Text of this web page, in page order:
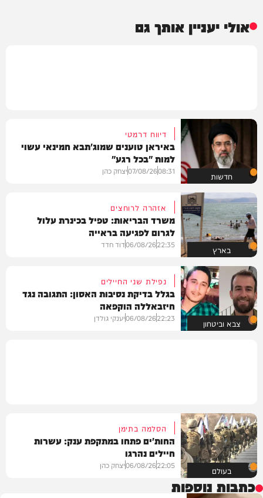
אולי יעניין אותך גם
חדשות
דיווח דרמטי
באיראן טוענים שמוג'תבא חמינאי עשוי
למות "בכל רגע"
08:31
07/08/26יצחק כהן
בארץ
אזהרה לרוחצים
משרד הבריאות: טפיל בכינרת עלול
לגרום לפגיעה בראייה
22:35
06/08/26דוד חדד
צבא וביטחון
נפילת שני החיילים
בגלל בדיקת נסיבות האסון: התגובה נגד
חיזבאללה הוקפאה
22:23
06/08/26יענקי גולדן
בעולם
הסלמה בתימן
החות'ים פתחו במתקפת ענק: עשרות
חיילים נהרגו
22:05
06/08/26יצחק כהן
כתבות נוספות